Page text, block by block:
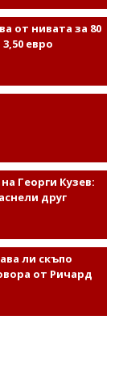
от нивата за 80
евро
Георги Кузев:
друг
ли скъпо
от Ричард